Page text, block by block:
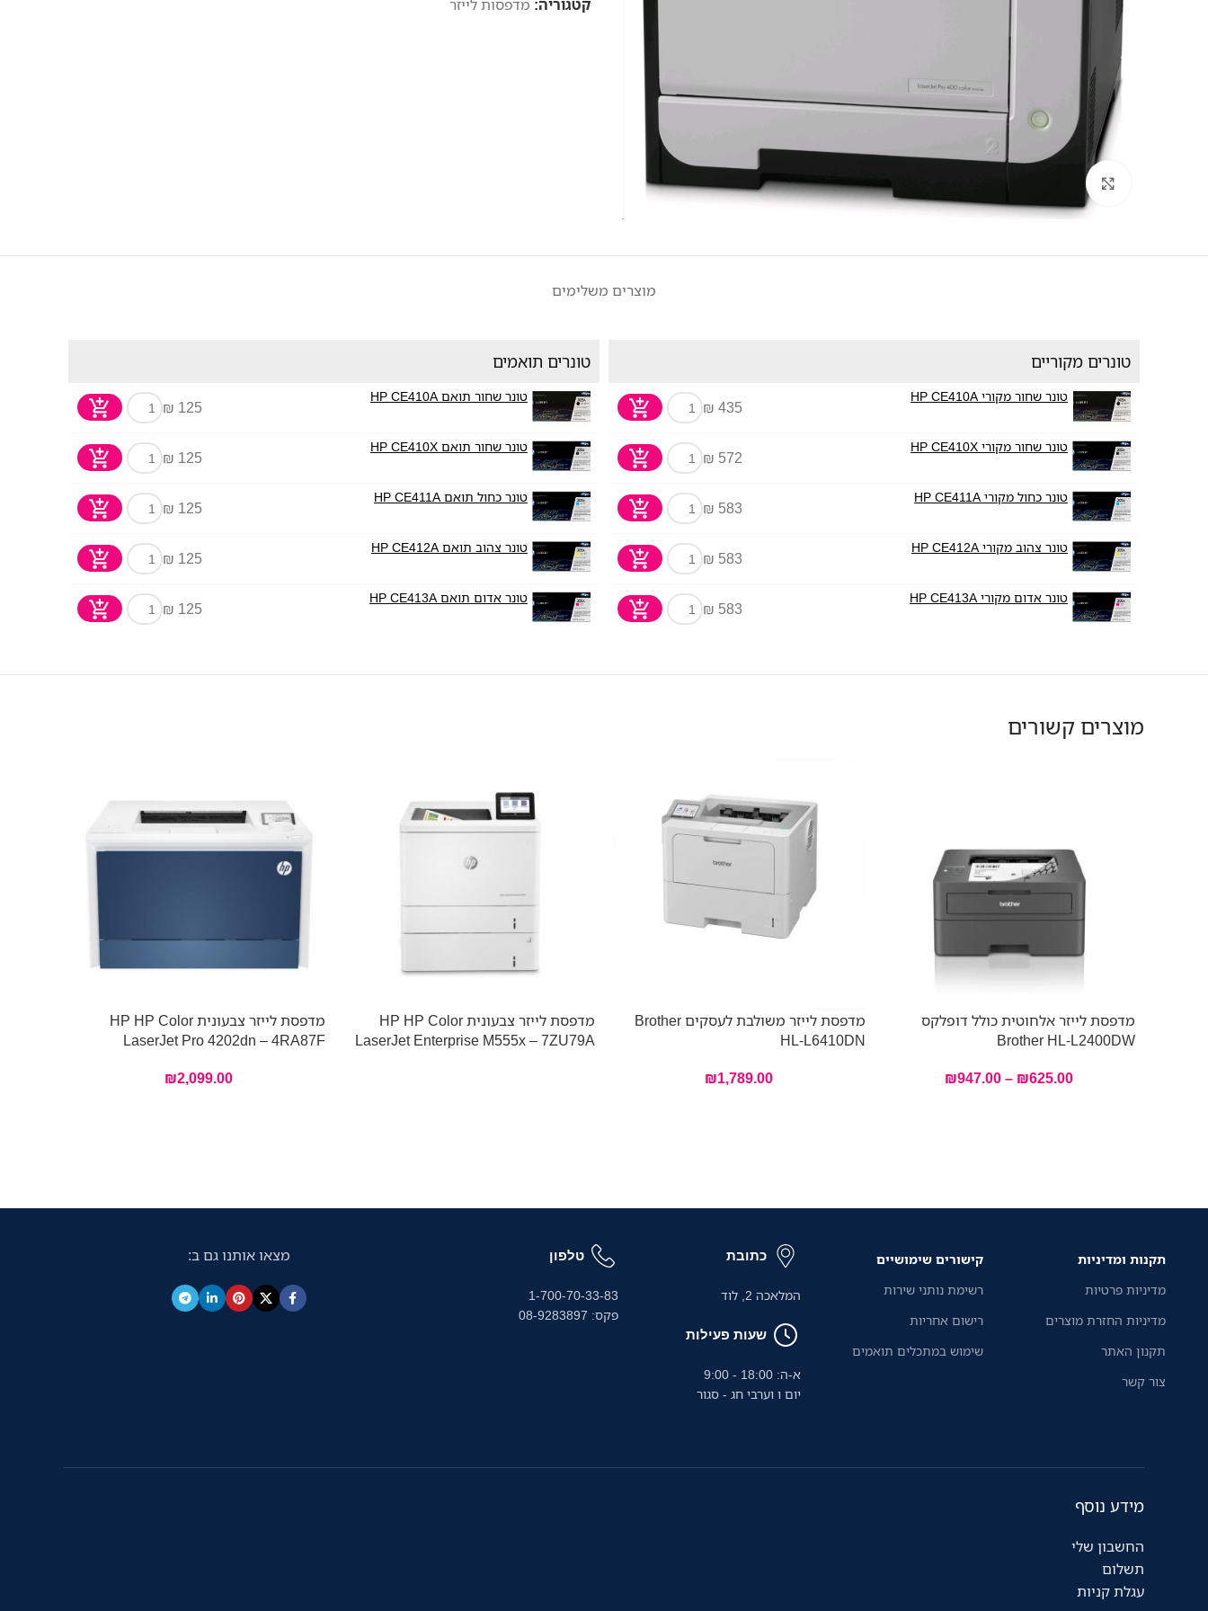
קטגוריה: מדפסות לייזר
מוצרים משלימים
טונרים מקוריים
טונר שחור מקורי HP CE410A
435 ₪
טונר שחור מקורי HP CE410X
572 ₪
טונר כחול מקורי HP CE411A
583 ₪
טונר צהוב מקורי HP CE412A
583 ₪
טונר אדום מקורי HP CE413A
583 ₪
טונרים תואמים
טונר שחור תואם HP CE410A
125 ₪
טונר שחור תואם HP CE410X
125 ₪
טונר כחול תואם HP CE411A
125 ₪
טונר צהוב תואם HP CE412A
125 ₪
טונר אדום תואם HP CE413A
125 ₪
מוצרים קשורים
מדפסת לייזר אלחוטית כולל דופלקס
Brother HL-L2400DW
₪625.00
–
₪947.00
מדפסת לייזר משולבת לעסקים Brother
HL-L6410DN
₪1,789.00
מדפסת לייזר צבעונית HP HP Color
LaserJet Enterprise M555x – 7ZU79A
מדפסת לייזר צבעונית HP HP Color
LaserJet Pro 4202dn – 4RA87F
₪2,099.00
מסמכים
תקנות ומדיניות
מדיניות פרטיות
מדיניות החזרת מוצרים
תקנון האתר
צור קשר
קישורים שימושיים
רשימת נותני שירות
רישום אחריות
שימוש במתכלים תואמים
כתובת
המלאכה 2, לוד
שעות פעילות
א-ה: 18:00 - 9:00
יום ו וערבי חג - סגור
טלפון
1-700-70-33-83
פקס: 08-9283897
מצאו אותנו גם ב:
מידע נוסף
החשבון שלי
תשלום
עגלת קניות